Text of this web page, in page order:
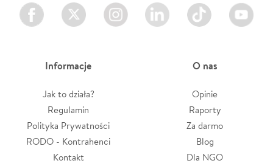
Facebook Twitter Instagram LinkedIn TikTok Youtube
Informacje
Jak to działa?
Regulamin
Polityka Prywatności
RODO - Kontrahenci
Kontakt
O nas
Opinie
Raporty
Za darmo
Blog
Dla NGO